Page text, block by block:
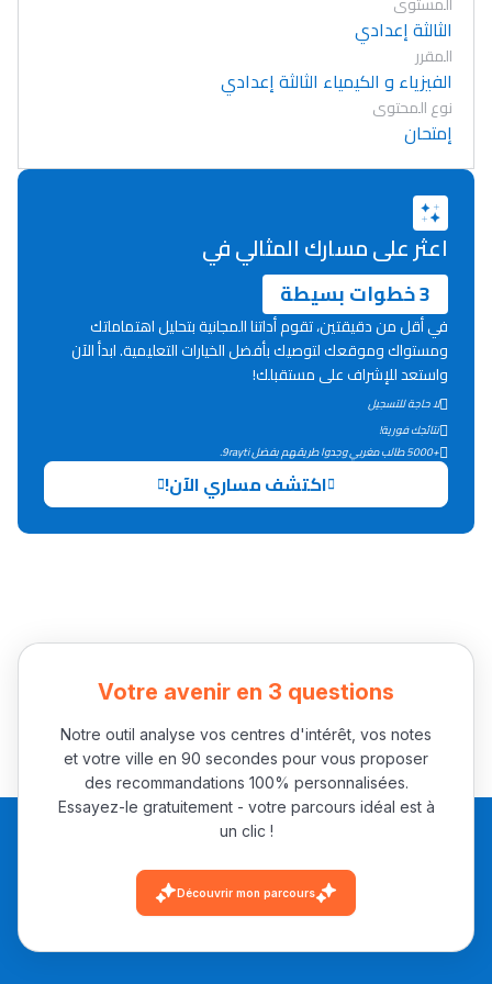
التعليم الثانوي التأهيلي
Interviews/Vidéos
+ de 89 Interviews/Vidéos
دليل المهن
الثالثة إعدادي
المقرر
الفيزياء و الكيمياء الثالثة إعدادي
نوع المحتوى
إمتحان
اعثر على مسارك المثالي في
3 خطوات بسيطة
في أقل من دقيقتين، تقوم أداتنا المجانية بتحليل اهتماماتك
ومستواك وموقعك لتوصيك بأفضل الخيارات التعليمية. ابدأ الآن
واستعد للإشراف على مستقبلك!
لا حاجة للتسجيل
نتائجك فورية!
+5000 طالب مغربي وجدوا طريقهم بفضل 9rayti.
اكتشف مساري الآن!
Votre avenir en 3 questions
Notre outil analyse vos centres d'intérêt, vos notes
et votre ville en 90 secondes pour vous proposer
des recommandations 100% personnalisées.
Essayez-le gratuitement - votre parcours idéal est à
un clic !
Découvrir mon parcours